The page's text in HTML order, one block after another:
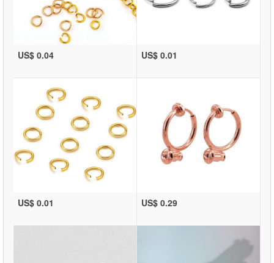
US$ 0.04 US$ 0.01
US$ 0.01 US$ 0.29